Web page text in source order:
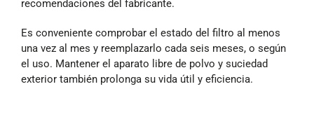
recomendaciones del fabricante.
Es conveniente comprobar el estado del filtro al menos
una vez al mes y reemplazarlo cada seis meses, o según
el uso. Mantener el aparato libre de polvo y suciedad
exterior también prolonga su vida útil y eficiencia.